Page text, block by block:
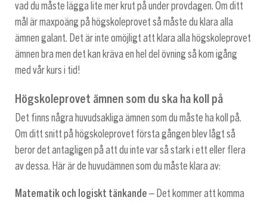
vad du måste lägga lite mer krut på under provdagen. Om ditt
mål är maxpoäng på högskoleprovet så måste du klara alla
ämnen galant. Det är inte omöjligt att klara alla högskoleprovet
ämnen bra men det kan kräva en hel del övning så kom igång
med vår kurs i tid!
Högskoleprovet ämnen som du ska ha koll på
Det finns några huvudsakliga ämnen som du måste ha koll på.
Om ditt snitt på högskoleprovet första gången blev lågt så
beror det antagligen på att du inte var så stark i ett eller flera
av dessa. Här är de huvudämnen som du måste klara av:
Matematik och logiskt tänkande – Det kommer att komma